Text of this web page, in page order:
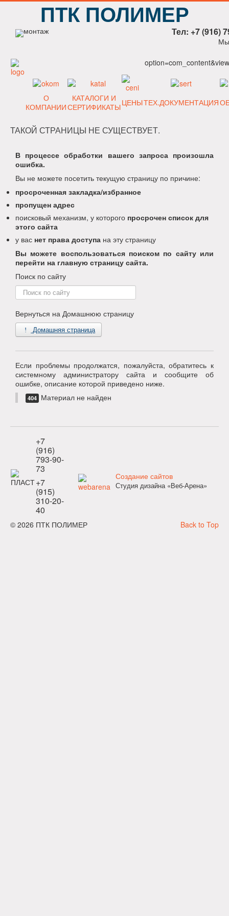
ПТК ПОЛИМЕР
Тел: +7 (916)
Мы
О
КОМПАНИИ
КАТАЛОГИ И
СЕРТИФИКАТЫЦЕНЫТЕХ.ДОКУМЕНТАЦИЯ
ТАКОЙ СТРАНИЦЫ НЕ СУЩЕСТВУЕТ.
В процессе обработки вашего запроса произошла
ошибка.
Вы не можете посетить текущую страницу по причине:
просроченная закладка/избранное
пропущен адрес
поисковый механизм, у которого просрочен список для
этого сайта
у вас нет права доступа на эту страницу
Вы можете воспользоваться поиском по сайту или
перейти на главную страницу сайта.
Поиск по сайту
Поиск
по
Вернуться на Домашнюю страницу
Домашняя страница
Если проблемы продолжатся, пожалуйста, обратитесь к
системному администратору сайта и сообщите об
ошибке, описание которой приведено ниже.
404 Материал не найден
+7
(916)
793-90-
73
+7
(915)
310-20-
40
Создание сайтов
Студия дизайна «Веб-Арена»
Back to Top
© 2026 ПТК ПОЛИМЕР